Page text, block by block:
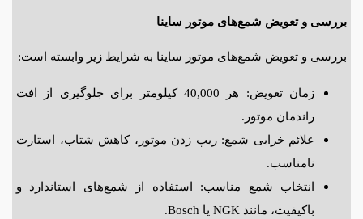
بررسی و تعویض شمع‌های موتور ساینا
بررسی و تعویض شمع‌های موتور ساینا به شرایط زیر وابسته است:
زمان تعویض: هر 40,000 کیلومتر برای جلوگیری از افت
راندمان موتور.
علائم خرابی شمع: ریپ زدن موتور، کاهش شتاب، استارت
نامناسب.
انتخاب شمع مناسب: استفاده از شمع‌های استاندارد و
باکیفیت، مانند NGK یا Bosch
.